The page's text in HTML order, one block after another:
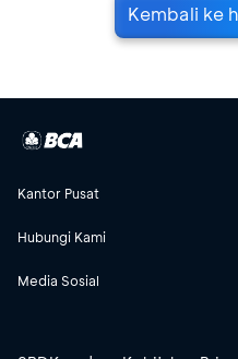
Kembali ke
Kantor Pusat
Hubungi Kami
Media Sosial